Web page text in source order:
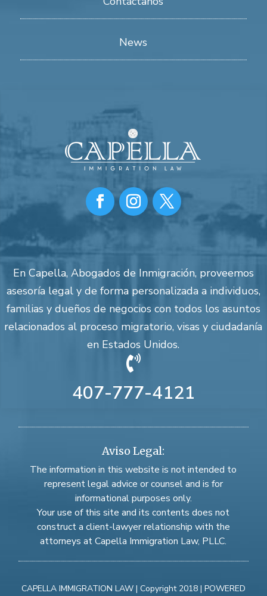
News
En Capella, Abogados de Inmigración, proveemos
asesoría legal y de forma personalizada a individuos,
familias y dueños de negocios con todos los asuntos
relacionados al proceso migratorio, visas y ciudadanía
en Estados Unidos.

407-777-4121
Aviso Legal:
The information in this website is not intended to
represent legal advice or counsel and is for
informational purposes only.
Your use of this site and its contents does not
construct a client-lawyer relationship with the
attorneys at Capella Immigration Law, PLLC.
CAPELLA IMMIGRATION LAW | Copyright 2018 | POWERED